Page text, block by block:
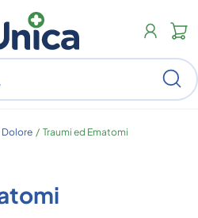
Dolore / Traumi ed Ematomi